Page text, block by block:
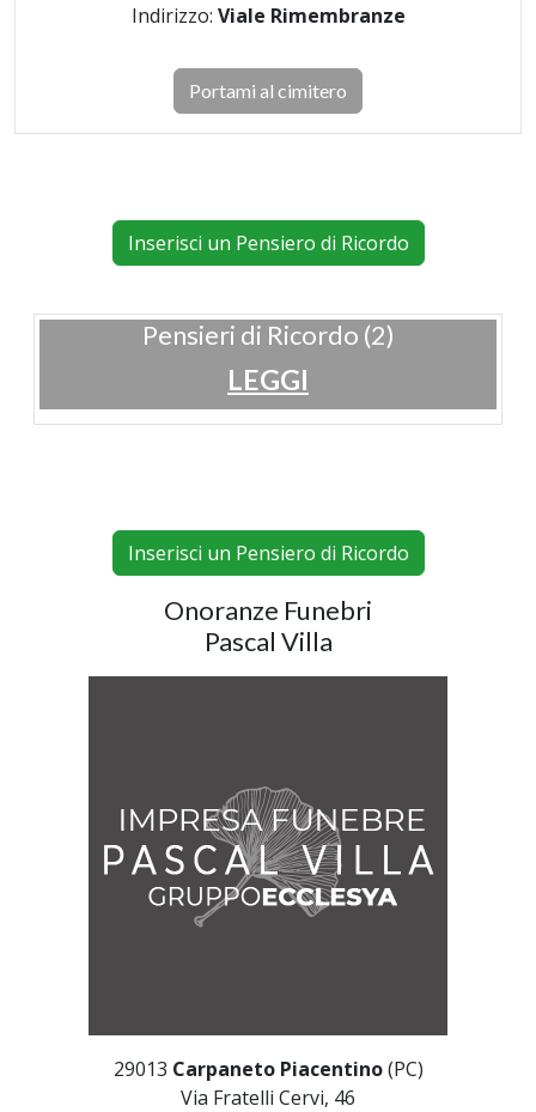
Indirizzo: Viale Rimembranze
Portami al cimitero
Inserisci un Pensiero di Ricordo
Pensieri di Ricordo (2)
LEGGI
Inserisci un Pensiero di Ricordo
Onoranze Funebri
Pascal Villa
29013 Carpaneto Piacentino(PC)
Via Fratelli Cervi, 46